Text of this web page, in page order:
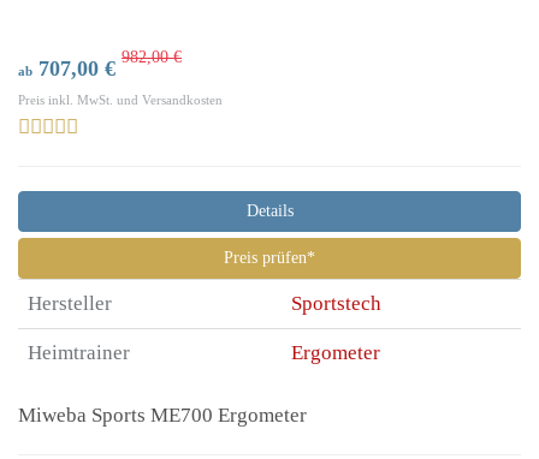
ab 707,00 € 982,00 €
Preis inkl. MwSt. und Versandkosten
Details
Preis prüfen*
Hersteller Sportstech
Heimtrainer Ergometer
Miweba Sports ME700 Ergometer